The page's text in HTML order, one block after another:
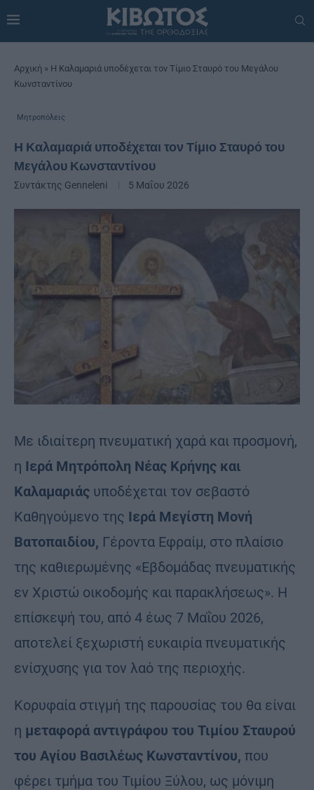
Αρχική » Η Καλαμαριά υποδέχεται τον Τίμιο Σταυρό του Μεγάλου
Κωνσταντίνου
Μητροπόλεις
Η Καλαμαριά υποδέχεται τον Τίμιο Σταυρό του
Μεγάλου Κωνσταντίνου
Συντάκτης Genneleni 5 Μαΐου 2026
Με ιδιαίτερη πνευματική χαρά και προσμονή,
η Ιερά Μητρόπολη Νέας Κρήνης και
Καλαμαριάς υποδέχεται τον σεβαστό
Καθηγούμενο της Ιερά Μεγίστη Μονή
Βατοπαιδίου, Γέροντα Εφραίμ, στο πλαίσιο
της καθιερωμένης «Εβδομάδας πνευματικής
εν Χριστώ οικοδομής και παρακλήσεως». Η
επίσκεψή του, από 4 έως 7 Μαΐου 2026,
αποτελεί ξεχωριστή ευκαιρία πνευματικής
ενίσχυσης για τον λαό της περιοχής.
Κορυφαία στιγμή της παρουσίας του θα είναι
η μεταφορά αντιγράφου του Τιμίου Σταυρού
του Αγίου Βασιλέως Κωνσταντίνου, που
φέρει τμήμα του Τιμίου Ξύλου, ως μόνιμη